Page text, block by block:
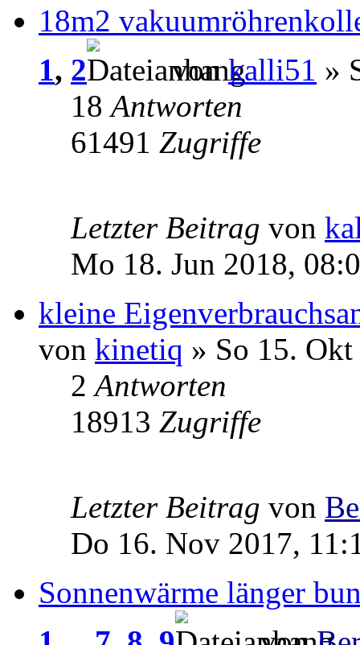
18m2
1, 2 vonkalli51 »
18Antworten
61491 Zugriffe
Letzter Beitrag von
Mo 18. Jun 2018,
kleine
von kinetiq » So 15.
2Antworten
18913 Zugriffe
Letzter Beitrag von
Do 16. Nov 2017,
Sonnenwärme länger